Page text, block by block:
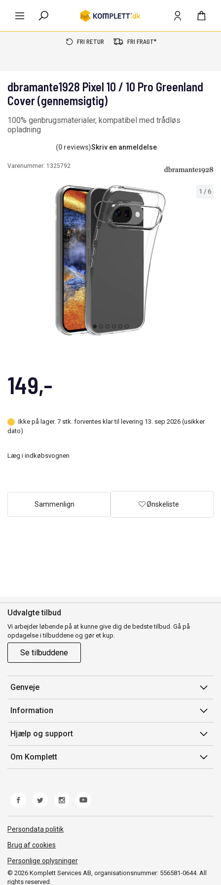
FRI RETUR FRI FRAGT*
1 / 6
dbramante1928 Pixel 10 / 10 Pro Greenland
Cover (gennemsigtig)
100% genbrugsmaterialer, kompatibel med trådløs
opladning
(0 reviews)Skriv en anmeldelse
Varenummer: 1325792
149,-
Ikke på lager. 7 stk. forventes klar til levering 13. sep 2026 (usikker
dato)
Læg i indkøbsvognen
Sammenlign Ønskeliste
Udvalgte tilbud
Vi arbejder løbende på at kunne give dig de bedste tilbud. Gå på
opdagelse i tilbuddene og gør et kup.
Se tilbuddene
Genveje
Min side
Ordrehistorik
Gavekort
Information
Salgsbetingelser
Mærker/producent
Fortrydelsesret
Hjælp og support
Kontakt os
Kundeservice
Fejl/Mangler
Fragt og levering
Om Komplett
© 2026 Komplett Services AB, organisationsnummer: 556581-0644. All
rights reserved.
Persondata politik
Brug af cookies
Personlige oplysninger